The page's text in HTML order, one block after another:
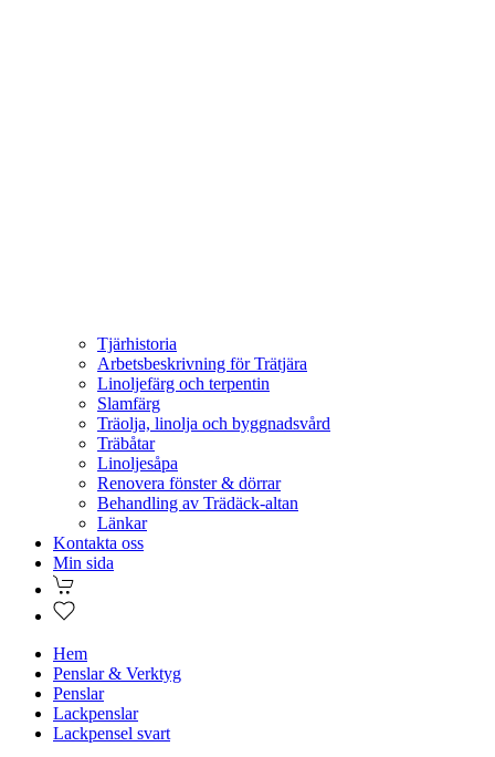
Tjärhistoria
Arbetsbeskrivning för Trätjära
Linoljefärg och terpentin
Slamfärg
Träolja, linolja och byggnadsvård
Träbåtar
Linoljesåpa
Renovera fönster & dörrar
Behandling av Trädäck-altan
Länkar
Kontakta oss
Min sida
Hem
Penslar & Verktyg
Penslar
Lackpenslar
Lackpensel svart